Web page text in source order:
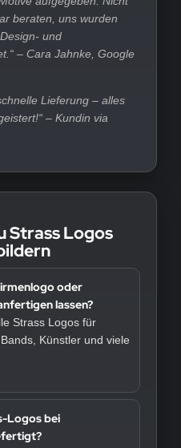
beraten, uns wurden
und
– Cara Jahnke, Google
Lieferung – alles
– Kundin via
Strass Logos
oder
lassen?
Strass Logos für
Künstler und viele
Logos bei